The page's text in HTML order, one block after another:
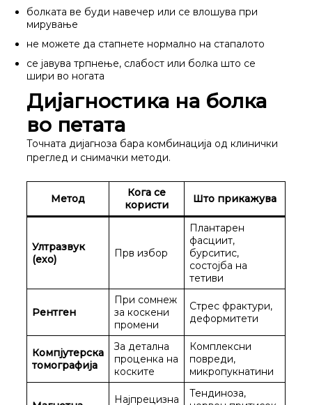
болката ве буди навечер или се влошува при
мирување
не можете да стапнете нормално на стапалото
се јавува трпнење, слабост или болка што се
шири во ногата
Дијагностика на болка
во петата
Точната дијагноза бара комбинација од клинички
преглед и снимачки методи.
Метод
Кога се
користи
Што прикажува
Ултразвук
(ехо)
Прв избор
Плантарен
фасциит,
бурситис,
состојба на
тетиви
Рентген
При сомнеж
за коскени
промени
Стрес фрактури,
деформитети
Компјутерска
томографија
За детална
проценка на
коските
Комплексни
повреди,
микропукнатини
Најпрецизна
Тендиноза,